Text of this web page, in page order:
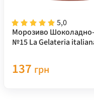
5,0
Морозиво Шоколадно-
№15 La Gelateria
137 грн